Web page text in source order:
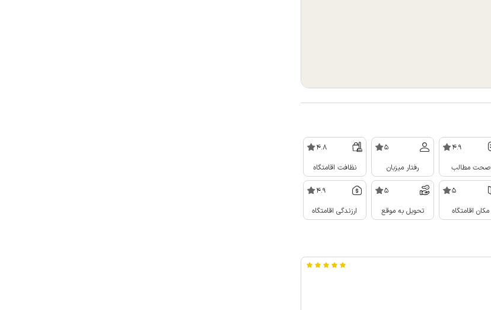
4.9
صحت مطالب
5
رفتار میزبان
4.8
نظافت اقامتگاه
5
مکان اقامتگاه
5
تحویل به موقع
4.9
ارزندگی اقامتگاه